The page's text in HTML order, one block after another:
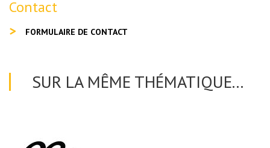
Contact
FORMULAIRE DE CONTACT
SUR LA MÊME THÉMATIQUE...